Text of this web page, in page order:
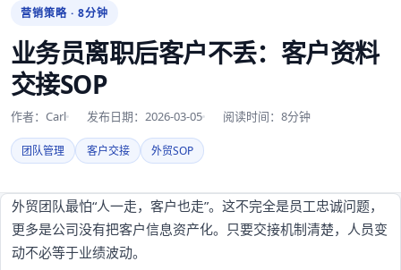
营销策略 · 8分钟
业务员离职后客户不丢：客户资料
交接SOP
作者：Carl 发布日期：2026-03-05 阅读时间：8分钟
团队管理 客户交接 外贸SOP
外贸团队最怕“人一走，客户也走”。这不完全是员工忠诚问题，
更多是公司没有把客户信息资产化。只要交接机制清楚，人员变
动不必等于业绩波动。